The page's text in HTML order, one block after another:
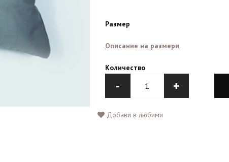
Размер
Описание на размери
Количество
- +
Добави в любими